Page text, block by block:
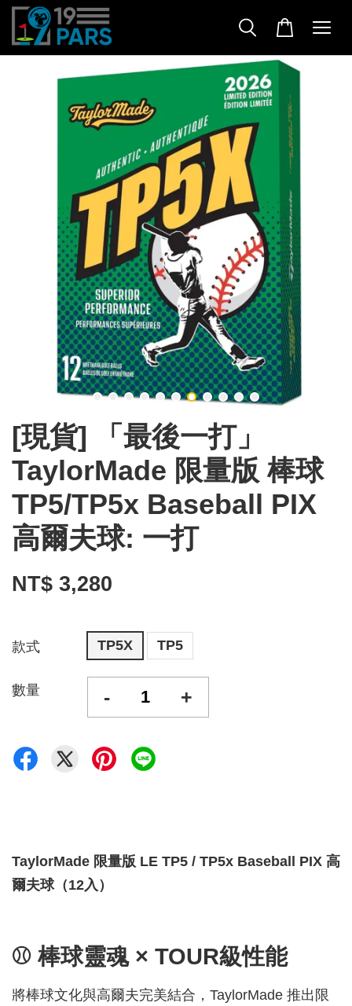
[現貨] 「最後一打」
TaylorMade 限量版 棒球
TP5/TP5x Baseball PIX
高爾夫球: 一打
NT$ 3,280
款式 TP5X TP5
數量 - +
TaylorMade 限量版 LE TP5 / TP5x Baseball PIX 高
爾夫球（12入）
⚾ 棒球靈魂 × TOUR級性能
將棒球文化與高爾夫完美結合，TaylorMade 推出限